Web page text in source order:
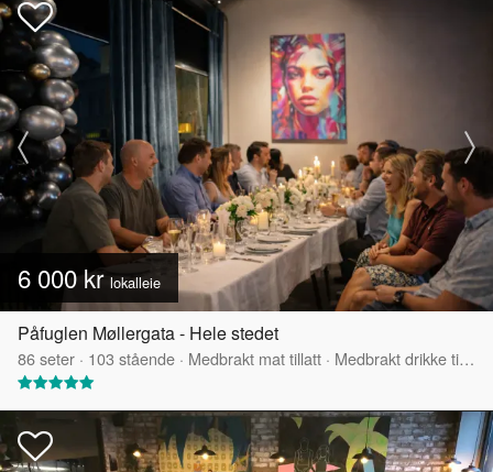
6 000 kr lokalleie
Påfuglen Møllergata - Hele stedet
86seter · 103 stående · Medbrakt mat tillatt · Medbrakt drikke tillatt